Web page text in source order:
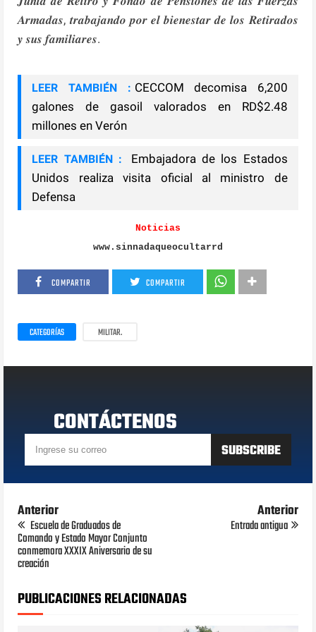
𝑨𝒓𝒎𝒂𝒅𝒂𝒔, 𝒕𝒓𝒂𝒃𝒂𝒋𝒂𝒏𝒅𝒐 𝒑𝒐𝒓 𝒆𝒍 𝒃𝒊𝒆𝒏𝒆𝒔𝒕𝒂𝒓 𝒅𝒆 𝒍𝒐𝒔 𝑹𝒆𝒕𝒊𝒓𝒂𝒅𝒐𝒔
𝒚 𝒔𝒖𝒔 𝒇𝒂𝒎𝒊𝒍𝒊𝒂𝒓𝒆𝒔.
LEER TAMBIÉN : CECCOM decomisa 6,200
galones de gasoil valorados en RD$2.48
millones en Verón
LEER TAMBIÉN :
Embajadora de los Estados
Unidos realiza visita oficial al ministro de
Defensa
Noticias
www.sinnadaqueocultarrd
COMPARTIR COMPARTIR
CATEGORÍAS MILITAR.
CONTÁCTENOS
Anterior
Escuela de Graduados de
Comando y Estado Mayor Conjunto
conmemora XXXIX Aniversario de su
creación
Anterior
Entrada antigua
PUBLICACIONES RELACIONADAS